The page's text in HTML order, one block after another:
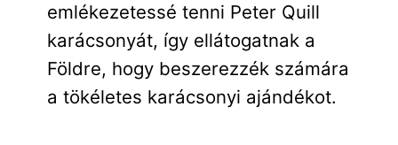
emlékezetessé tenni Peter Quill
karácsonyát, így ellátogatnak a
Földre, hogy beszerezzék számára
a tökéletes karácsonyi ajándékot.